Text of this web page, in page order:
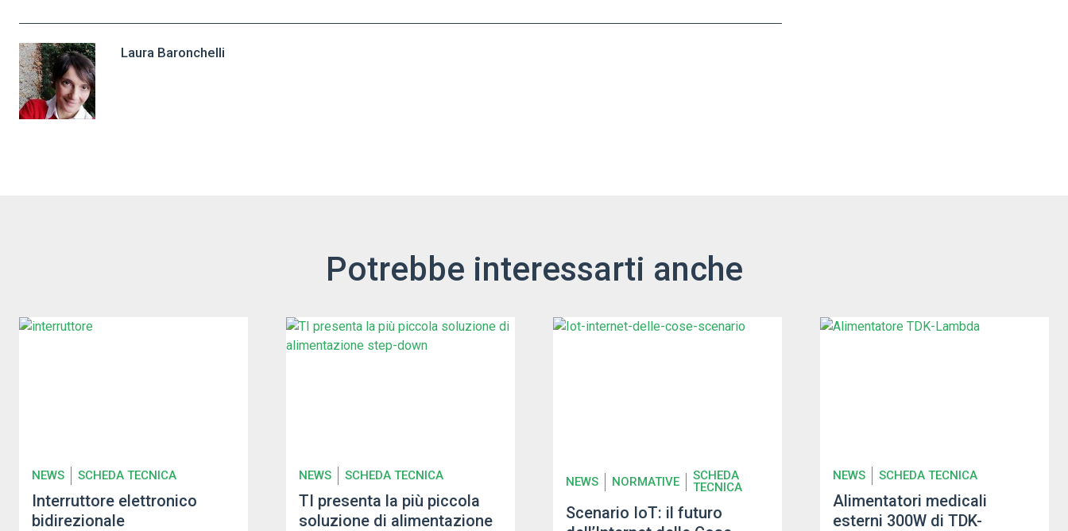
Laura Baronchelli
Potrebbe interessarti anche
NEWS SCHEDA TECNICA
Interruttore elettronico
bidirezionale
NEWS SCHEDA TECNICA
TI presenta la più piccola
soluzione di alimentazione
NEWS NORMATIVE
SCHEDA
TECNICA
Scenario IoT: il futuro
NEWS SCHEDA TECNICA
Alimentatori medicali
esterni 300W di TDK-